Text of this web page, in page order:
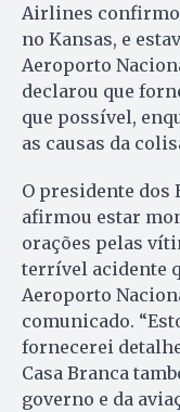
Airlines
no Kansas, e
Aeroporto
declarou que
que possível,
as causas da
O presidente dos
afirmou estar
orações pelas
terrível acidente
Aeroporto
comunicado.
fornecerei
Casa Branca
governo e da